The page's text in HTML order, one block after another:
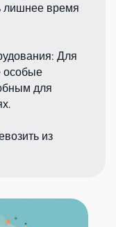
лишнее время
Для
особые
для
из